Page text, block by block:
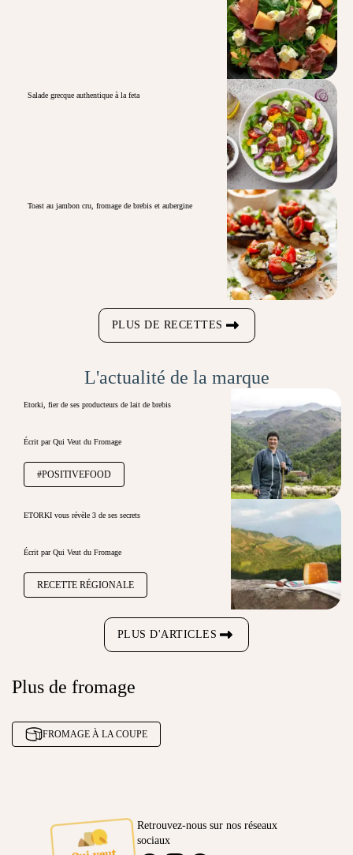
Salade grecque authentique à la feta
Toast au jambon cru, fromage de brebis et aubergine
PLUS DE RECETTES
L'actualité de la marque
Etorki, fier de ses producteurs de lait de brebis
Écrit par Qui Veut du Fromage
#POSITIVEFOOD
ETORKI vous révèle 3 de ses secrets
Écrit par Qui Veut du Fromage
RECETTE RÉGIONALE
PLUS D'ARTICLES
Plus de fromage
FROMAGE À LA COUPE
Retrouvez-nous sur nos réseaux
sociaux